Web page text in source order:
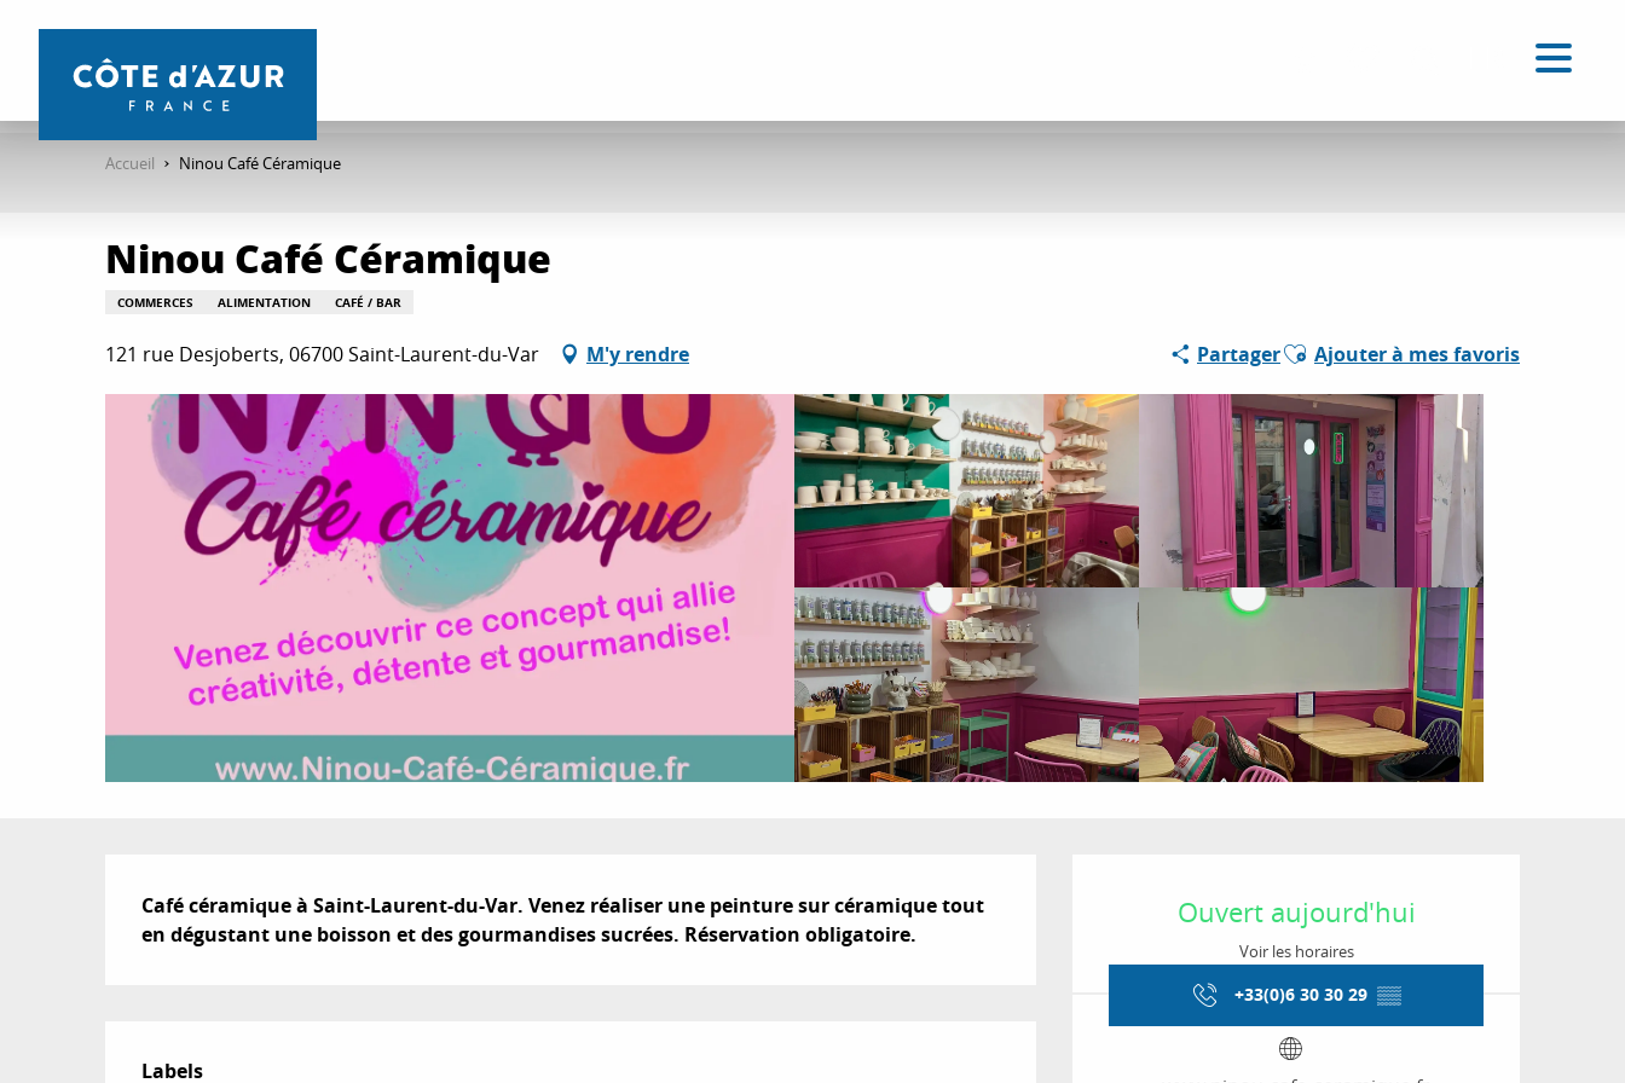
contenu
Accueil Ninou Café Céramique
Ninou Café Céramique
COMMERCES ALIMENTATION CAFÉ / BAR
121 rue Desjoberts, 06700 Saint-Laurent-du-Var M'y rendre PartagerAjouter aux favoris
Ajouter à mes favoris
Ouverture et
Ouvert aujourd'hui
Voir les horaires
+33(0)6 30 30 29 ▒▒
Description
Café céramique à Saint-Laurent-du-Var. Venez réaliser une peinture sur céramique tout
en dégustant une boisson et des gourmandises sucrées. Réservation obligatoire.
Offres de prestations
Labels
Labels